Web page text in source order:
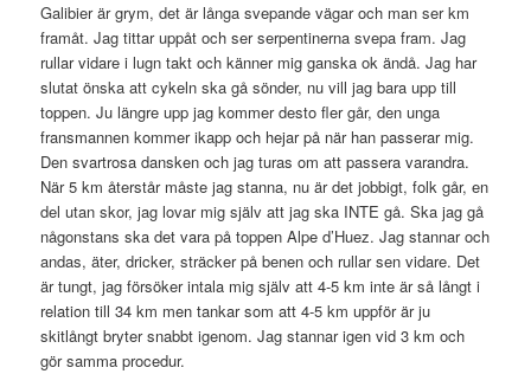
Galibier är grym, det är långa svepande vägar och man ser km
framåt. Jag tittar uppåt och ser serpentinerna svepa fram. Jag
rullar vidare i lugn takt och känner mig ganska ok ändå. Jag har
slutat önska att cykeln ska gå sönder, nu vill jag bara upp till
toppen. Ju längre upp jag kommer desto fler går, den unga
fransmannen kommer ikapp och hejar på när han passerar mig.
Den svartrosa dansken och jag turas om att passera varandra.
När 5 km återstår måste jag stanna, nu är det jobbigt, folk går, en
del utan skor, jag lovar mig själv att jag ska INTE gå. Ska jag gå
någonstans ska det vara på toppen Alpe d’Huez. Jag stannar och
andas, äter, dricker, sträcker på benen och rullar sen vidare. Det
är tungt, jag försöker intala mig själv att 4-5 km inte är så långt i
relation till 34 km men tankar som att 4-5 km uppför är ju
skitlångt bryter snabbt igenom. Jag stannar igen vid 3 km och
gör samma procedur.